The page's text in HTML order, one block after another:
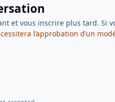
et vous inscrire plus tard. Si
l’approbation d’un